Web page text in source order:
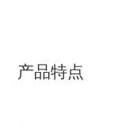
产品特点